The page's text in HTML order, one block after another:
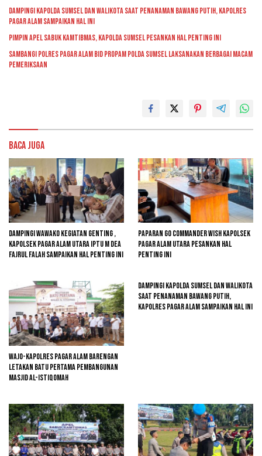
Dampingi Kapolda Sumsel Dan Walikota Saat Penanaman Bawang Putih, Kapolres
Pagar Alam Sampaikan Hal Ini
Pimpin Apel Sabuk Kamtibmas, Kapolda Sumsel Pesankan Hal Penting Ini
Sambangi Polres Pagar Alam Bid Propam Polda Sumsel Laksanakan Berbagai Macam
Pemeriksaan
Baca Juga
Dampingi Wawako Kegiatan Genting ,
Kapolsek Pagar Alam Utara Iptu M Dea
Fajrul Falah Sampaikan Hal Penting Ini
Paparan GO Commander Wish Kapolsek
Pagar Alam Utara Pesankan Hal
Penting Ini
Wajo-kapolres Pagar Alam Barengan
Letakan Batu Pertama Pembangunan
Masjid Al-Istiqomah
Dampingi Kapolda Sumsel Dan Walikota
Saat Penanaman Bawang Putih,
Kapolres Pagar Alam Sampaikan Hal Ini